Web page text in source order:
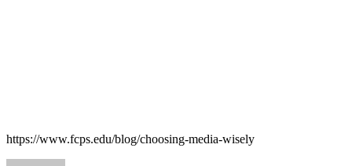
https://www.fcps.edu/blog/choosing-media-wisely